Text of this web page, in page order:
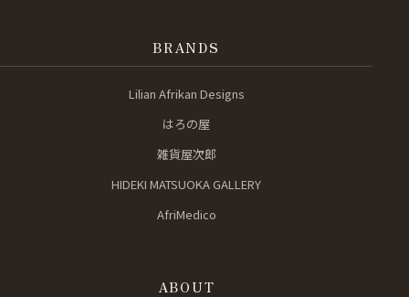
BRANDS
Lilian Afrikan Designs
はろの屋
雑貨屋次郎
HIDEKI MATSUOKA GALLERY
AfriMedico
ABOUT